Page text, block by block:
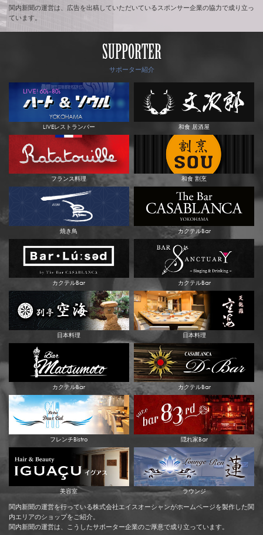
関内新聞の運営は、広告を出稿していただいているスポンサー企業の協力で成り立っ
ています。
SUPPORTER
サポーター紹介
LIVEレストランバー 和食 居酒屋
フランス料理 和食 割烹
焼き鳥 カクテルBar
カクテルBar カクテルBar
日本料理 日本料理
カクテルBar カクテルBar
フレンチBistro 隠れ家Bar
美容室 ラウンジ
関内新聞の運営を行っている株式会社エイスオーシャンがホームページを製作した関
内エリアのショップをご紹介。
関内新聞の運営は、こうしたサポーター企業のご厚意で成り立っています。